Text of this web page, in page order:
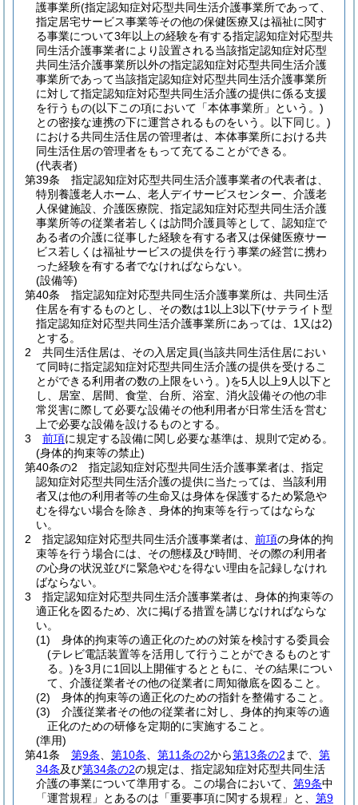
護事業所(指定認知症対応型共同生活介護事業所であって、
指定居宅サービス事業等その他の保健医療又は福祉に関す
る事業について3年以上の経験を有する指定認知症対応型共
同生活介護事業者により設置される当該指定認知症対応型
共同生活介護事業所以外の指定認知症対応型共同生活介護
事業所であって当該指定認知症対応型共同生活介護事業所
に対して指定認知症対応型共同生活介護の提供に係る支援
を行うもの(以下この項において「本体事業所」という。)
との密接な連携の下に運営されるものをいう。以下同じ。)
における共同生活住居の管理者は、本体事業所における共
同生活住居の管理者をもって充てることができる。
(代表者)
第39条
指定認知症対応型共同生活介護事業者の代表者は、
特別養護老人ホーム、老人デイサービスセンター、介護老
人保健施設、介護医療院、指定認知症対応型共同生活介護
事業所等の従業者若しくは訪問介護員等として、認知症で
ある者の介護に従事した経験を有する者又は保健医療サー
ビス若しくは福祉サービスの提供を行う事業の経営に携わ
った経験を有する者でなければならない。
(設備等)
第40条
指定認知症対応型共同生活介護事業所は、共同生活
住居を有するものとし、その数は1以上3以下(サテライト型
指定認知症対応型共同生活介護事業所にあっては、1又は2)
とする。
2
共同生活住居は、その入居定員(当該共同生活住居におい
て同時に指定認知症対応型共同生活介護の提供を受けるこ
とができる利用者の数の上限をいう。)を5人以上9人以下と
し、居室、居間、食堂、台所、浴室、消火設備その他の非
常災害に際して必要な設備その他利用者が日常生活を営む
上で必要な設備を設けるものとする。
3
前項に規定する設備に関し必要な基準は、規則で定める。
(身体的拘束等の禁止)
第40条の2
指定認知症対応型共同生活介護事業者は、指定
認知症対応型共同生活介護の提供に当たっては、当該利用
者又は他の利用者等の生命又は身体を保護するため緊急や
むを得ない場合を除き、身体的拘束等を行ってはならな
い。
2
指定認知症対応型共同生活介護事業者は、 前項の身体的拘
束等を行う場合には、その態様及び時間、その際の利用者
の心身の状況並びに緊急やむを得ない理由を記録しなけれ
ばならない。
3
指定認知症対応型共同生活介護事業者は、身体的拘束等の
適正化を図るため、次に掲げる措置を講じなければならな
い。
(1)
身体的拘束等の適正化のための対策を検討する委員会
(テレビ電話装置等を活用して行うことができるものとす
る。)を3月に1回以上開催するとともに、その結果につい
て、介護従業者その他の従業者に周知徹底を図ること。
(2)
身体的拘束等の適正化のための指針を整備すること。
(3)
介護従業者その他の従業者に対し、身体的拘束等の適
正化のための研修を定期的に実施すること。
(準用)
第41条
第9条 第10条 第11条の2から第13条の2 まで、 第
34条及び第34条の2の規定は、指定認知症対応型共同生活
介護の事業について準用する。
この場合において、 第9条中
「運営規程」とあるのは「重要事項に関する規程」と、 第9